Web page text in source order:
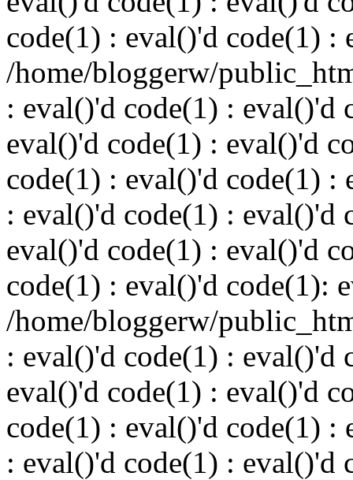
code(1) : eval()'d code(1) :
/home/bloggerw/
: eval()'d code(1) : eval()'d
eval()'d code(1) : eval()'d
code(1) : eval()'d code(1) :
: eval()'d code(1) : eval()'d
eval()'d code(1) : eval()'d
code(1) : eval()'d code(1):
/home/bloggerw/
: eval()'d code(1) : eval()'d
eval()'d code(1) : eval()'d
code(1) : eval()'d code(1) :
: eval()'d code(1) : eval()'d